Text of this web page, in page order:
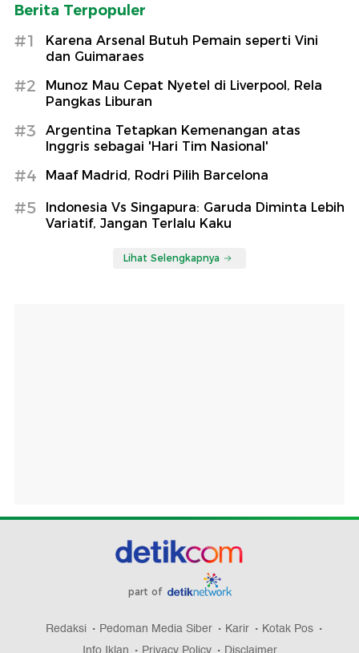
Berita Terpopuler
#1
Karena Arsenal Butuh Pemain seperti Vini
dan Guimaraes
#2
Munoz Mau Cepat Nyetel di Liverpool, Rela
Pangkas Liburan
#3
Argentina Tetapkan Kemenangan atas
Inggris sebagai 'Hari Tim Nasional'
#4 Maaf Madrid, Rodri Pilih Barcelona
#5
Indonesia Vs Singapura: Garuda Diminta Lebih
Variatif, Jangan Terlalu Kaku
Lihat Selengkapnya
part of
Redaksi Pedoman Media Siber Karir
Kotak Pos